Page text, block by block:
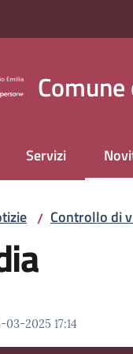
Servizi
/ Controllo di
03-2025 17:14